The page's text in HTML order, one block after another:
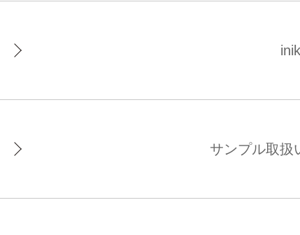
サンプル取扱